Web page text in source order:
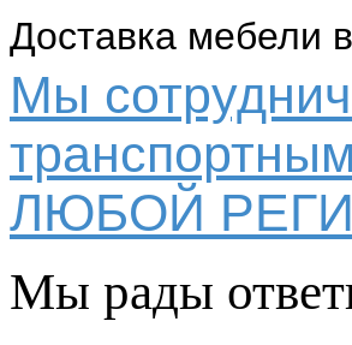
Доставка мебели
Мы
ЛЮБОЙ
Мы рады